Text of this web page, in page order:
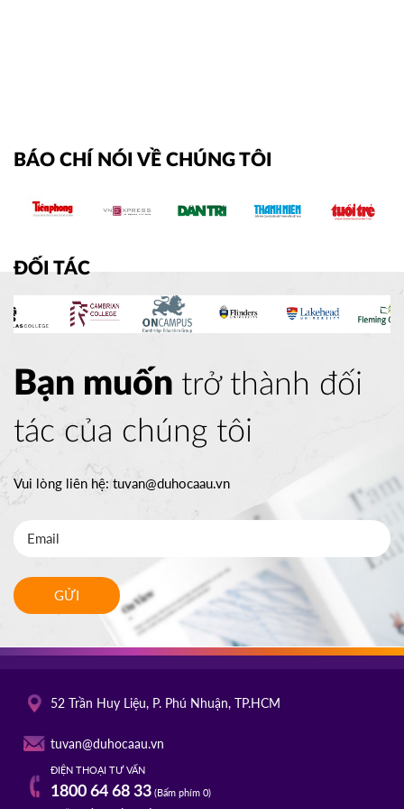
BÁO CHÍ NÓI VỀ CHÚNG TÔI
ĐỐI TÁC
Bạn muốn trở thành đối
tác của chúng tôi
Vui lòng liên hệ: tuvan@duhocaau.vn
GỬI
52 Trần Huy Liệu, P. Phú Nhuận, TP.HCM
tuvan@duhocaau.vn
ĐIỆN THOẠI TƯ VẤN
1800 64 68 33(Bấm phím 0)